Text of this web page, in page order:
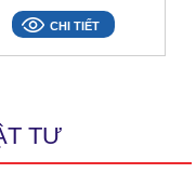
CHI TIẾT
TƯ